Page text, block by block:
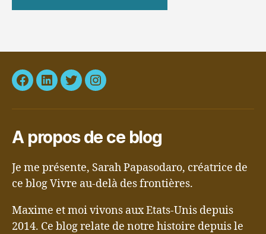
Facebook
LinkedInTwitterInstagram
A propos de ce blog
Je me présente, Sarah Papasodaro, créatrice de
ce blog Vivre au-delà des frontières.
Maxime et moi vivons aux Etats-Unis depuis
2014. Ce blog relate de notre histoire depuis le